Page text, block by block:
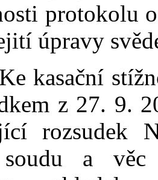
protokolu
úpravy
Ke kasační
z 27. 9.
rozsudek
soudu a